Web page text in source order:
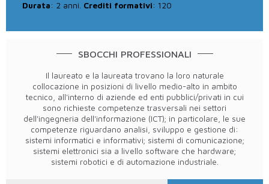
Durata: 2 anni. Crediti formativi: 120
SBOCCHI PROFESSIONALI
Il laureato e la laureata trovano la loro naturale
collocazione in posizioni di livello medio-alto in ambito
tecnico, all'interno di aziende ed enti pubblici/privati in cui
sono richieste competenze trasversali nei settori
dell'ingegneria dell'informazione (ICT); in particolare, le sue
competenze riguardano analisi, sviluppo e gestione di:
sistemi informatici e informativi; sistemi di comunicazione;
sistemi elettronici sia a livello software che hardware;
sistemi robotici e di automazione industriale.